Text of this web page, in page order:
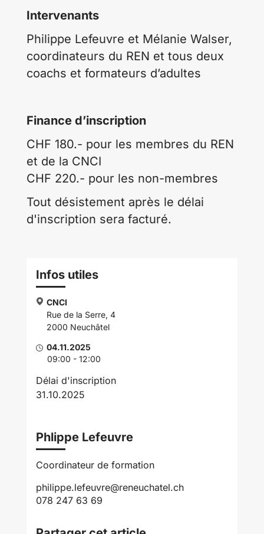
Intervenants
Philippe Lefeuvre et Mélanie Walser,
coordinateurs du REN et tous deux
coachs et formateurs d’adultes
Finance d’inscription
CHF 180.- pour les membres du REN
et de la CNCI
CHF 220.- pour les non-membres
Tout désistement après le délai
d'inscription sera facturé.
Infos utiles
CNCI
Rue de la Serre, 4
2000 Neuchâtel
04.11.2025
09:00 - 12:00
Délai d'inscription
31.10.2025
Phlippe Lefeuvre
Coordinateur de formation
philippe.lefeuvre@reneuchatel.ch
078 247 63 69